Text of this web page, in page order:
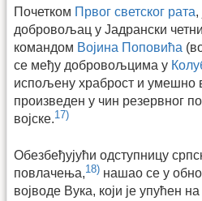
Почетком Првог светског рата,
добровољац у Јадрански
командом Војина Поповића
се међу добровољцима у
испољену храброст и умешно
произведен у чин резервног
војске.17)
Обезбеђујући одступницу
повлачења,18) нашао се у
војводе Вука, који је упућен